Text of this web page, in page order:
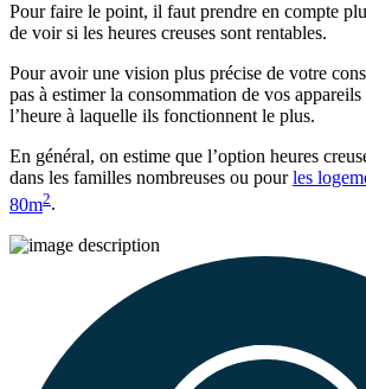
Pour faire le point, il faut prendre en compte
de voir si les heures creuses sont rentables.
Pour avoir une vision plus précise de votre
pas à estimer la consommation de vos
l’heure à laquelle ils fonctionnent le plus.
En général, on estime que l’option heures
dans les familles nombreuses ou pourles
80m2.